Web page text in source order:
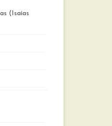
(Isaías